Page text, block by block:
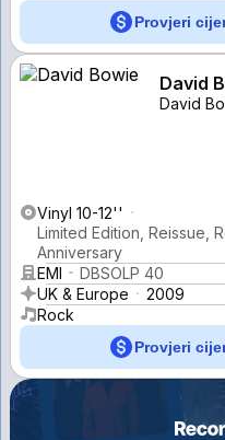
Provjeri
David
David
Vinyl 10-12''
Limited Edition, Reissue,
Anniversary
EMI
DBSOLP 40
UK & Europe
2009
Rock
Provjeri